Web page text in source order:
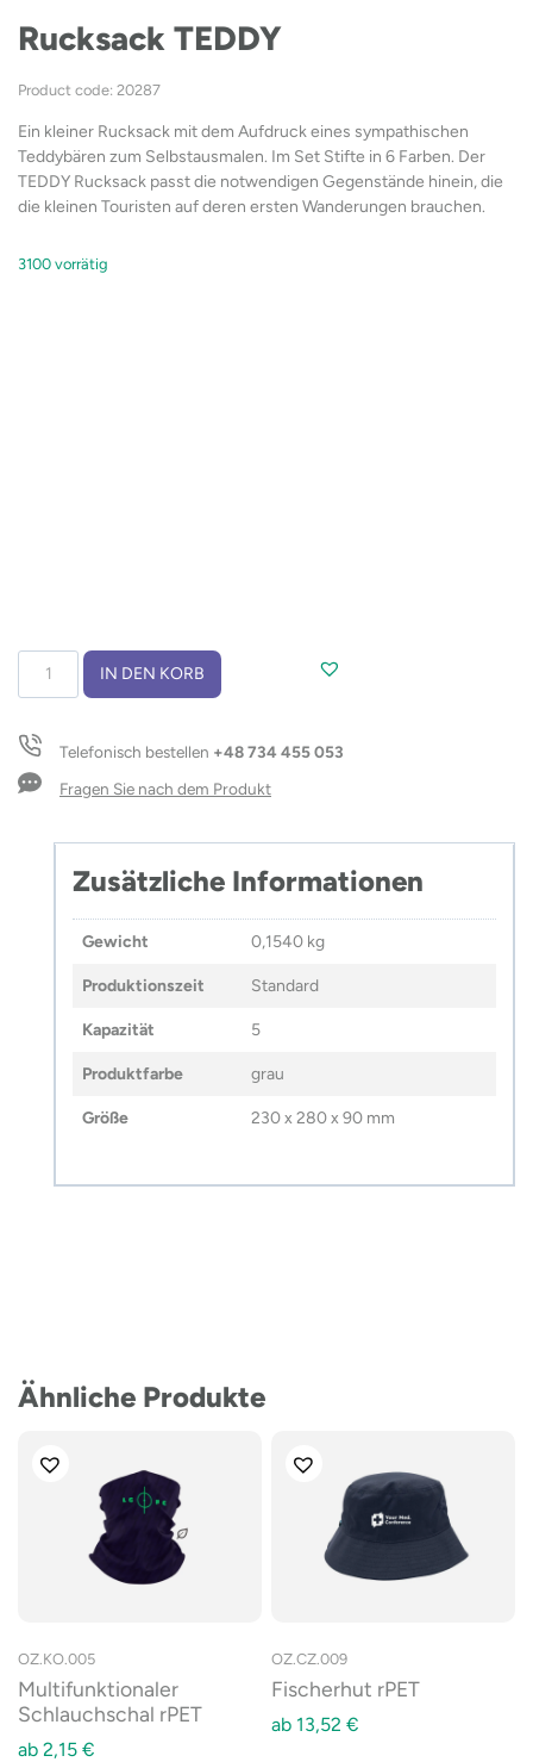
Rucksack TEDDY
Product code: 20287
Ein kleiner Rucksack mit dem Aufdruck eines sympathischen
Teddybären zum Selbstausmalen. Im Set Stifte in 6 Farben. Der
TEDDY Rucksack passt die notwendigen Gegenstände hinein, die
die kleinen Touristen auf deren ersten Wanderungen brauchen.
3100 vorrätig
Rucksack
IN DEN KORB
Telefonisch bestellen +48 734 455 053
Fragen Sie nach dem Produkt
Zusätzliche Informationen
Gewicht 0,1540 kg
Produktionszeit Standard
Kapazität 5
Produktfarbe grau
Größe 230 x 280 x 90 mm
Ähnliche Produkte
OZ.KO.005
Multifunktionaler
Schlauchschal rPET
ab 2,15 €
OZ.CZ.009
Fischerhut rPET
ab 13,52 €